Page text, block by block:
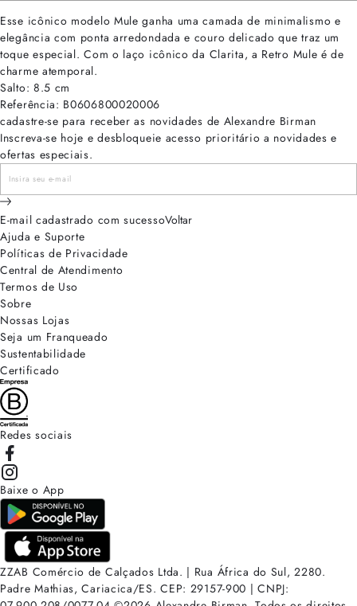
Esse icônico modelo Mule ganha uma camada de minimalismo e
elegância com ponta arredondada e couro delicado que traz um
toque especial. Com o laço icônico da Clarita, a Retro Mule é de
charme atemporal.
Salto: 8.5 cm
Referência: B0606800020006
cadastre-se para receber as novidades de Alexandre Birman
Inscreva-se hoje e desbloqueie acesso prioritário a novidades e
ofertas especiais.
E-mail cadastrado com sucessoVoltar
Ajuda e Suporte
Políticas de Privacidade
Central de Atendimento
Termos de Uso
Sobre
Nossas Lojas
Seja um Franqueado
Sustentabilidade
Certificado
Redes sociais
Baixe o App
ZZAB Comércio de Calçados Ltda. | Rua África do Sul, 2280.
Padre Mathias, Cariacica/ES. CEP: 29157-900 | CNPJ: